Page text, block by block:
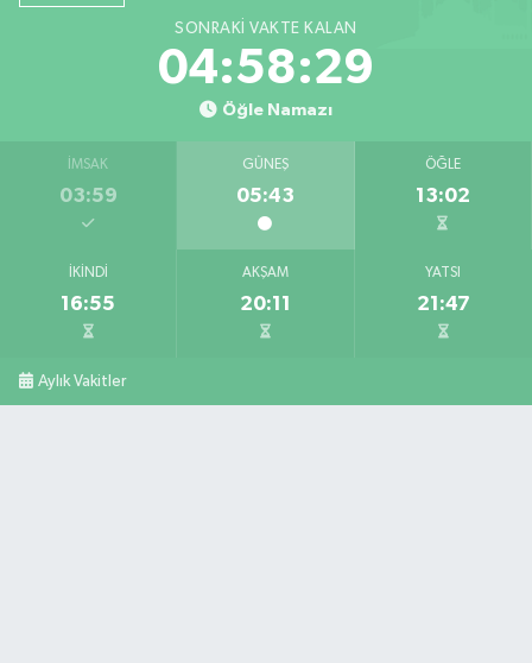
0 (378) 227 85 45
SONRAKI VAKTE KALAN
04:58:27
Öğle Namazı
İMSAK
03:59
GÜNEŞ
05:43
ÖĞLE
13:02
İKINDI
16:55
AKŞAM
20:11
YATSI
21:47
Aylık Vakitler